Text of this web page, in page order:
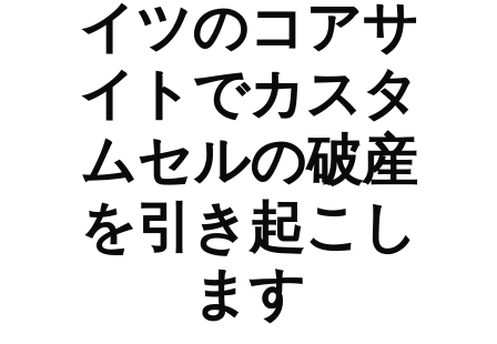
イツのコアサ
イトでカスタ
ムセルの破産
を引き起こし
ます